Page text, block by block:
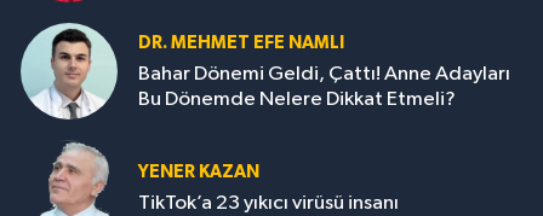
DR. MEHMET EFE NAMLI
Bahar Dönemi Geldi, Çattı! Anne Adayları
Bu Dönemde Nelere Dikkat Etmeli?
YENER KAZAN
TikTok’a 23 yıkıcı virüsü insanı